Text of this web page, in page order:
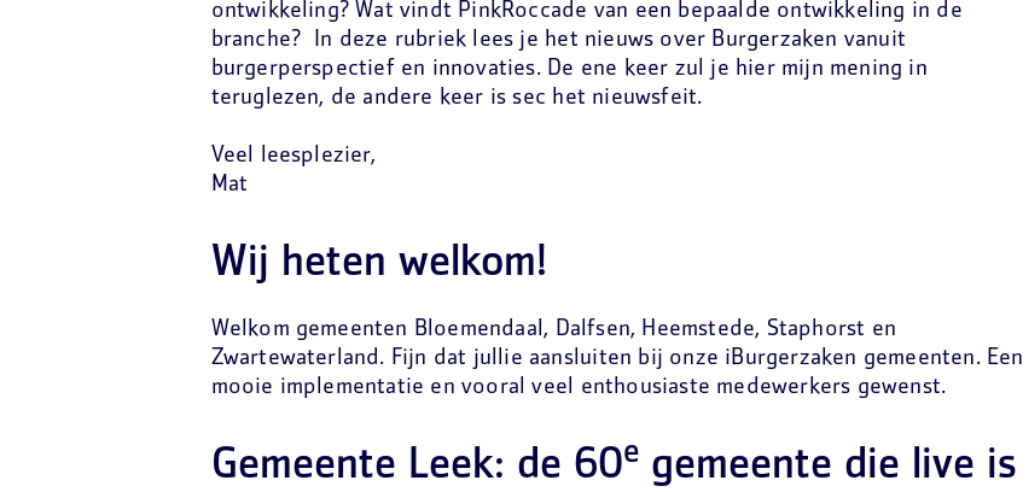
ontwikkeling? Wat vindt PinkRoccade van een bepaalde ontwikkeling in de
branche? In deze rubriek lees je het nieuws over Burgerzaken vanuit
burgerperspectief en innovaties. De ene keer zul je hier mijn mening in
teruglezen, de andere keer is sec het nieuwsfeit.
Veel leesplezier,
Mat
Wij heten welkom!
Welkom gemeenten Bloemendaal, Dalfsen, Heemstede, Staphorst en
Zwartewaterland. Fijn dat jullie aansluiten bij onze iBurgerzaken gemeenten. Een
mooie implementatie en vooral veel enthousiaste medewerkers gewenst.
Gemeente Leek: de 60egemeente die live is